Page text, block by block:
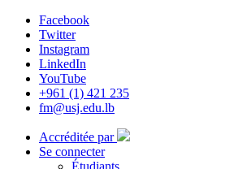
Facebook
Twitter
Instagram
LinkedIn
YouTube
+961 (1) 421 235
fm@usj.edu.lb
Accréditée par
Se connecter
Étudiants